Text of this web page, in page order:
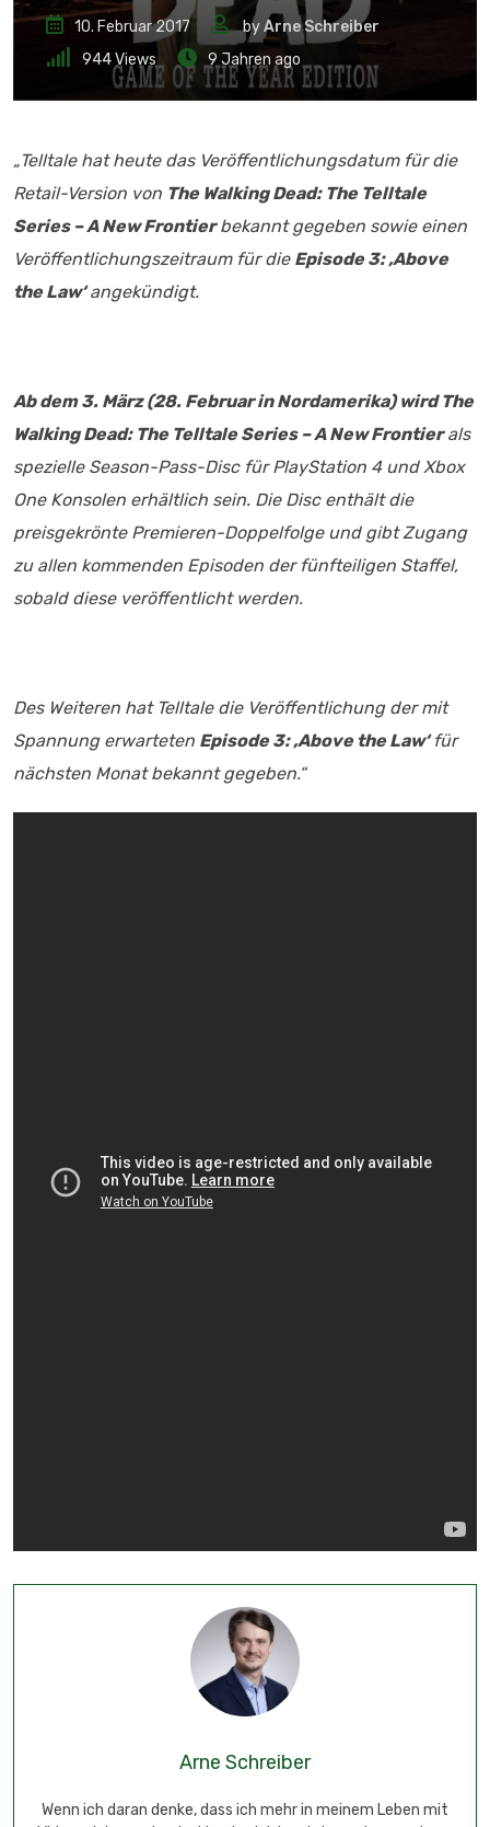
10. Februar 2017 byArne Schreiber
944Views 9 Jahren ago
„Telltale hat heute das Veröffentlichungsdatum für die
Retail-Version von The Walking Dead: The Telltale
Series – A New Frontierbekannt gegeben sowie einen
Veröffentlichungszeitraum für die Episode 3: ‚Above
the Law‘angekündigt.
Ab dem 3. März (28. Februar in Nordamerika) wirdThe
Walking Dead: The Telltale Series – A New Frontierals
spezielle Season-Pass-Disc für PlayStation 4 und Xbox
One Konsolen erhältlich sein. Die Disc enthält die
preisgekrönte Premieren-Doppelfolge und gibt Zugang
zu allen kommenden Episoden der fünfteiligen Staffel,
sobald diese veröffentlicht werden.
Des Weiteren hat Telltale die Veröffentlichung der mit
Spannung erwarteten Episode 3: ‚Above the Law‘für
nächsten Monat bekannt gegeben.“
Arne Schreiber
Wenn ich daran denke, dass ich mehr in meinem Leben mit